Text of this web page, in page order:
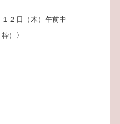
１２日（木）午前中
）〉